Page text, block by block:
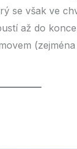
se však ve
až do